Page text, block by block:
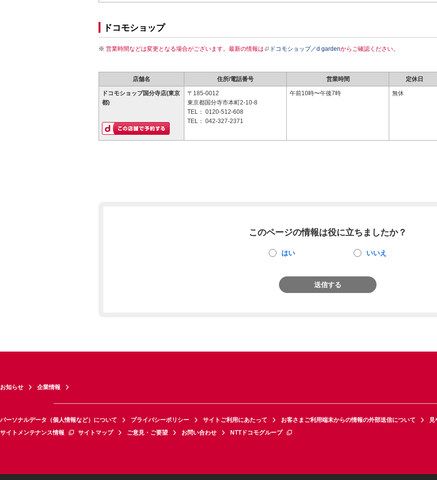
ドコモショップ
営業時間などは変更となる場合がございます。最新の情報は ドコモショップ／d gardenからご確認ください。
店舗名 住所/電話番号 営業時間 定休日
ドコモショップ国分寺店(東京
都)
〒185-0012
東京都国分寺市本町2-10-8
TEL： 0120-512-608
TEL： 042-327-2371
午前10時〜午後7時 無休
このページの情報は役に立ちましたか？
はい いいえ
送信する
お知らせ 企業情報
パーソナルデータ（個人情報など）について プライバシーポリシー サイトご利用にあたって お客さまご利用端末からの情報の外部送信について
見
サイトメンテナンス情報
サイトマップ ご意見・ご要望 お問い合わせ NTTドコモグループ